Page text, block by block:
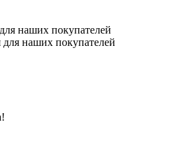
наших покупателей